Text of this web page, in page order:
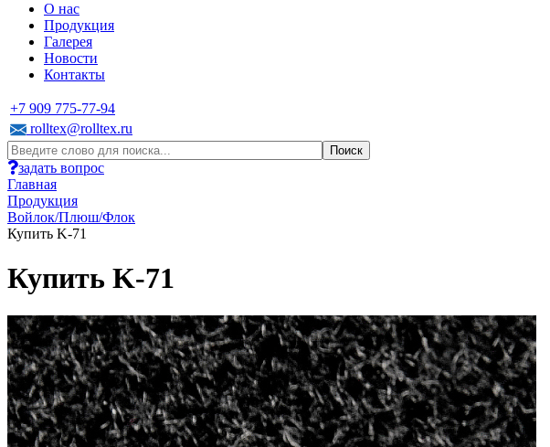
О нас
Продукция
Галерея
Новости
Контакты
+7 909 775-77-94
rolltex@rolltex.ru
задать вопрос
Главная
Продукция
Войлок/Плюш/Флок
Купить K-71
Купить K-71